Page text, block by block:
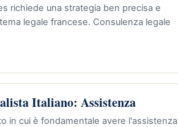
richiede una strategia ben precisa e
legale francese. Consulenza legale
Italiano: Assistenza
in cui è fondamentale avere l'assistenza